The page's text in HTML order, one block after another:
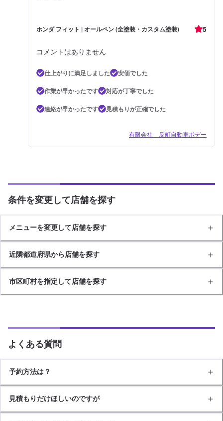
ホンダ フィット | オールペン (全塗装・カスタム塗装) 5
コメントはありません
仕上がりに満足しました
安価でした
作業が早かったです
対応が丁寧でした
連絡が早かったです
見積もりが正確でした
有限会社 反町自動車ボデー
条件を変更して店舗を探す
メニューを変更して店舗を探す
近隣都道府県から店舗を探す
市区町村を指定して店舗を探す
よくある質問
予約方法は？
見積もりだけほしいのですが